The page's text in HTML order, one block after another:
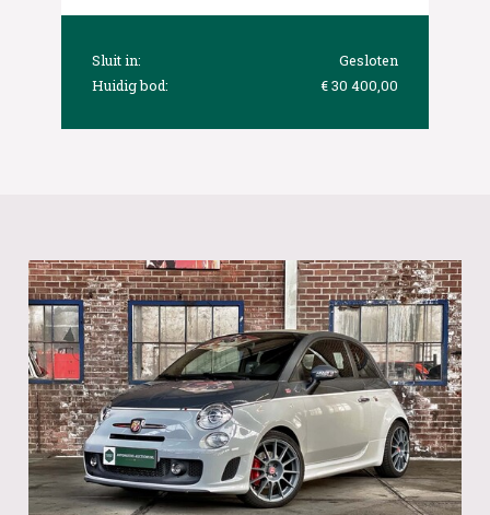
Sluit in:
Gesloten
Huidig bod:
€ 30 400,00